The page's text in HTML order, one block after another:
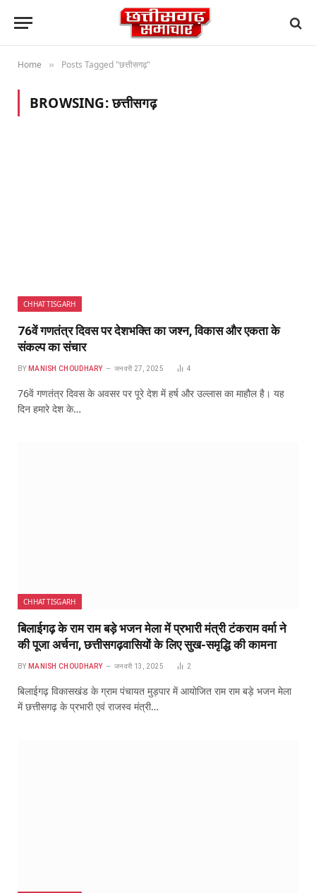
Home » Posts Tagged "छत्तीसगढ़"
BROWSING:छत्तीसगढ़
CHHATTISGARH
76वें गणतंत्र दिवस पर देशभक्ति का जश्न, विकास और एकता के
संकल्प का संचार
BY MANISH CHOUDHARY जनवरी 27, 2025 4
76वें गणतंत्र दिवस के अवसर पर पूरे देश में हर्ष और उल्लास का माहौल है। यह
दिन हमारे देश के…
CHHATTISGARH
बिलाईगढ़ के राम राम बड़े भजन मेला में प्रभारी मंत्री टंकराम वर्मा ने
की पूजा अर्चना, छत्तीसगढ़वासियों के लिए सुख-समृद्धि की कामना
BY MANISH CHOUDHARY जनवरी 13, 2025 2
बिलाईगढ़ विकासखंड के ग्राम पंचायत मुड़पार में आयोजित राम राम बड़े भजन मेला
में छत्तीसगढ़ के प्रभारी एवं राजस्व मंत्री…